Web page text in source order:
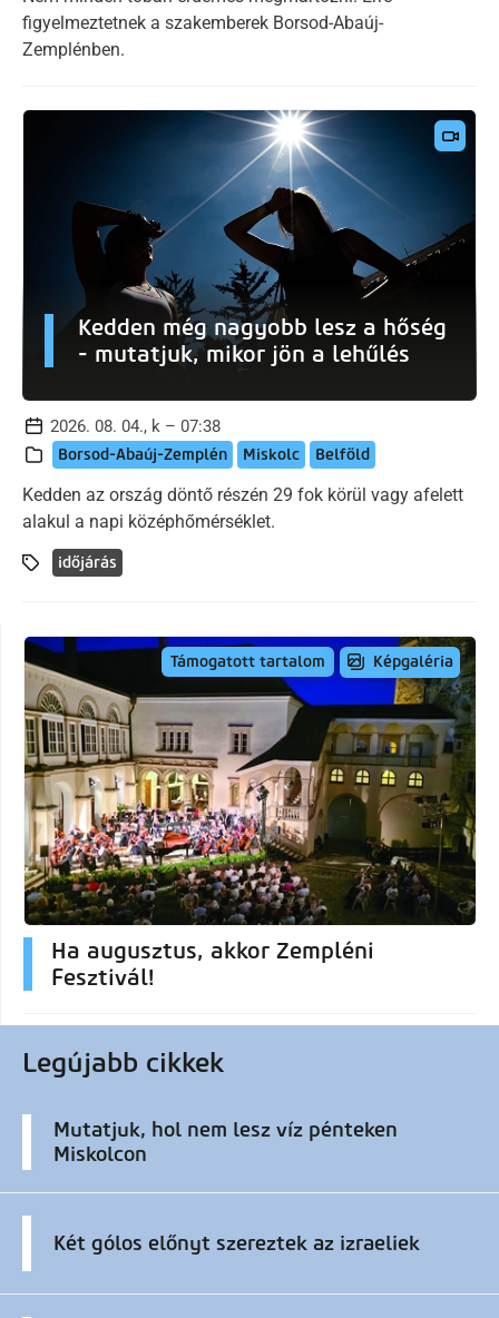
figyelmeztetnek a szakemberek Borsod-Abaúj-
Zemplénben.
Kedden még nagyobb lesz a hőség
- mutatjuk, mikor jön a lehűlés
2026. 08. 04., k – 07:38
Borsod-Abaúj-Zemplén Miskolc Belföld
Kedden az ország döntő részén 29 fok körül vagy afelett
alakul a napi középhőmérséklet.
időjárás
Támogatott tartalom Képgaléria
Ha augusztus, akkor Zempléni
Fesztivál!
Legújabb cikkek
Mutatjuk, hol nem lesz víz pénteken
Miskolcon
Két gólos előnyt szereztek az izraeliek